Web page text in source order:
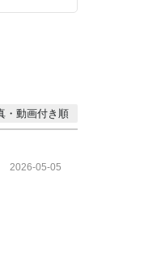
・動画付き順
2026-05-05